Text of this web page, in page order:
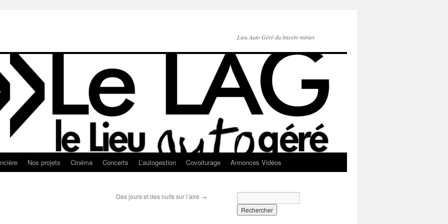
Lieu Auto Géré du bassin minier
Nos projets Cinéma Concerts L’autogestion Covoiturage Annonces Vidéos
Des jours et des nuits sur l’aire →